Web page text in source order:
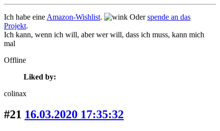
Ich habe eine Amazon-Wishlist. Oderspende an das
Projekt.
Ich kann, wenn ich will, aber wer will, dass ich muss, kann mich
mal
Offline
Liked by:
colinax
#21 16.03.2020 17:35:32